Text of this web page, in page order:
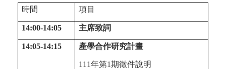
時間 項目
14:00-14:05 主席致詞
14:05-14:15 產學合作研究計畫
111年第1期徵件說明